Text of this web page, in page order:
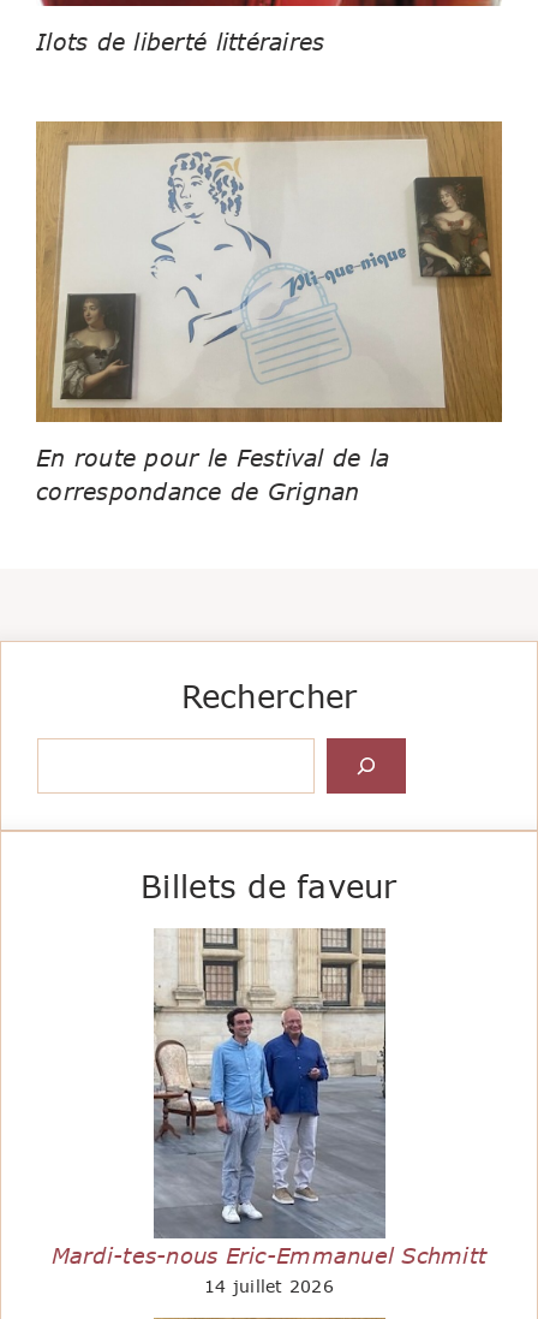
Ilots de liberté littéraires
En route pour le Festival de la
correspondance de Grignan
Rechercher
Billets de faveur
Mardi-tes-nous Eric-Emmanuel Schmitt
14 juillet 2026